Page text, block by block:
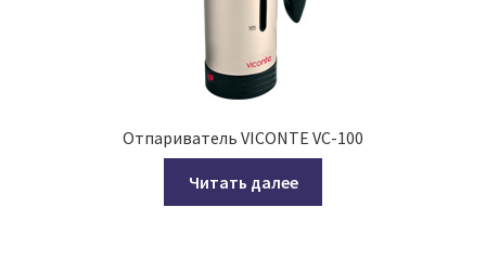
Отпариватель VICONTE VC-100
Читать далее